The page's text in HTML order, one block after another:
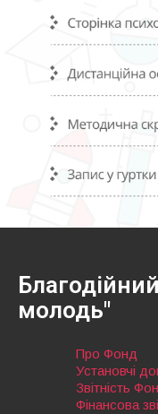
молодь"
Про Фонд
Установчі
Звітність
Фінансова